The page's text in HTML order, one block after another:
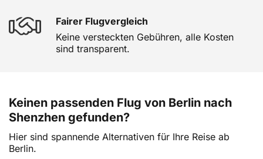
Fairer Flugvergleich
Keine versteckten Gebühren, alle Kosten
sind transparent.
Keinen passenden Flug von Berlin nach
Shenzhen gefunden?
Hier sind spannende Alternativen für Ihre Reise ab
Berlin.